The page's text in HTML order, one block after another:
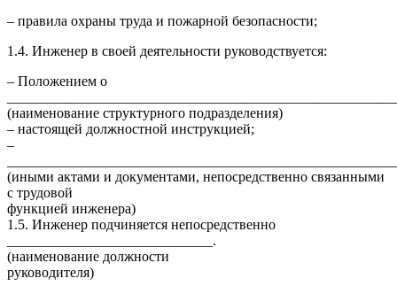
– правила охраны труда и пожарной безопасности;
1.4. Инженер в своей деятельности руководствуется:
– Положением о
(наименование структурного подразделения)
– настоящей должностной инструкцией;
–
(иными актами и документами, непосредственно связанными
с трудовой
функцией инженера)
1.5. Инженер подчиняется непосредственно
_____________________________.
(наименование должности
руководителя)